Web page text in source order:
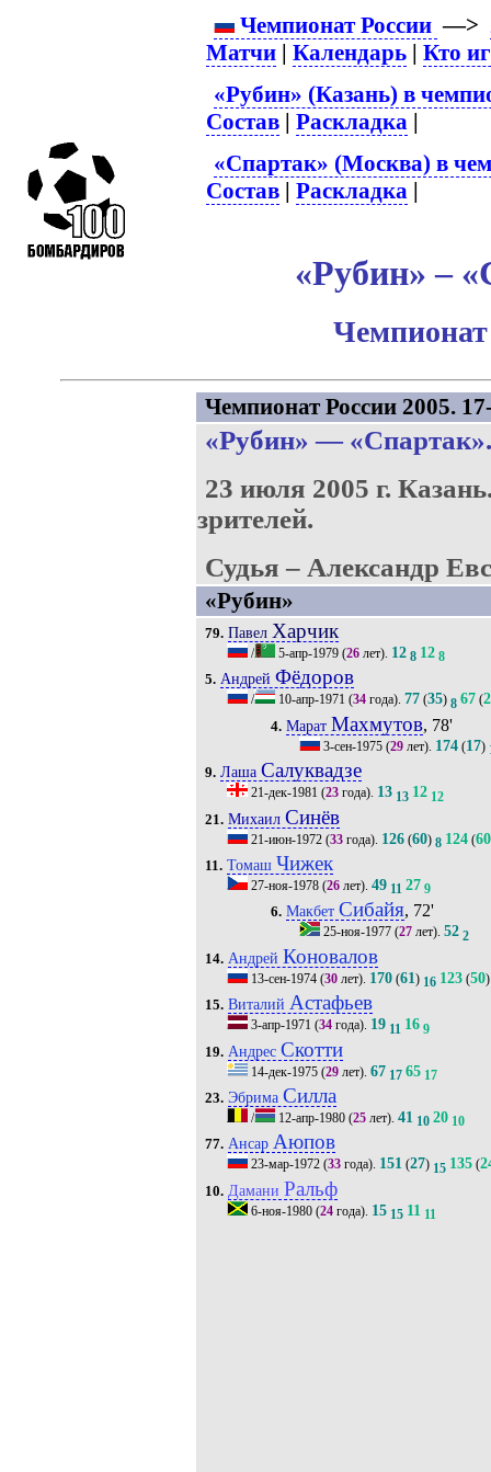
Чемпионат России —>
Матчи |Календарь |Кто
«Рубин» (Казань) в
Состав |Раскладка |
«Спартак» (Москва) в
Состав |Раскладка |
«Рубин» –
Чемпионат
Чемпионат России 2005.
«Рубин» — «Спартак»
23 июля 2005 г.
зрителей.
Судья – Александр
«Рубин»
79. Павел Харчик
/ 5-апр-1979(26лет). 12 8 12 8
5. Андрей Фёдоров
/ 10-апр-1971 (34года). 77(35) 8 67(
4. Марат Махмутов, 78'
3-сен-1975 (29 лет). 174 (17)
9. Лаша Салуквадзе
21-дек-1981 (23года). 13 13 12 12
21. Михаил Синёв
21-июн-1972(33года). 126(60) 8 124(60
11. Томаш Чижек
27-ноя-1978(26лет). 49 11 27 9
6. Макбет Сибайя, 72'
25-ноя-1977 (27 лет).52 2
14. Андрей Коновалов
13-сен-1974(30лет). 170(61) 16 123(50)
15. Виталий Астафьев
3-апр-1971 (34года). 19 11 16 9
19. Андрес Скотти
14-дек-1975(29лет). 67 17 65 17
23. Эбрима Силла
/ 12-апр-1980(25лет). 41 10 20 10
77. Ансар Аюпов
23-мар-1972(33года). 151(27) 15 135(
10. Дамани Ральф
6-ноя-1980(24года). 15 15 11 11